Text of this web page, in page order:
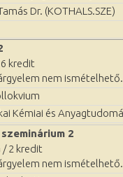
Dr. (KOTHALS.SZE)
kredit
nem ismételhető.
Kémiai és
2
/ 2 kredit
nem ismételhető.